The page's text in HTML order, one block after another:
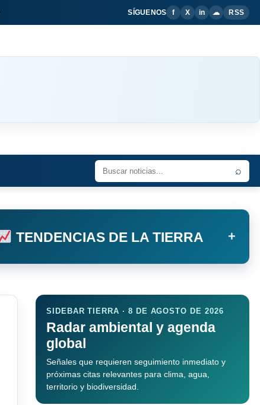
SÍGUENOS f X in ☁ RSS
⌕
TENDENCIAS DE LA TIERRA +
SIDEBAR TIERRA · 8 DE AGOSTO DE 2026
Radar ambiental y agenda
global
Señales que requieren seguimiento inmediato y
próximas citas relevantes para clima, agua,
territorio y biodiversidad.